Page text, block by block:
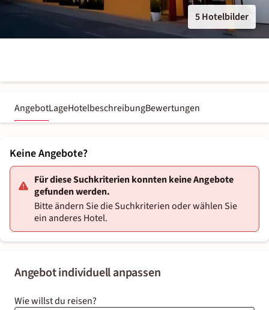
5 Hotelbilder
AngebotLageHotelbeschreibungBewertungen
Angebot individuell anpassen
Wie willst du reisen?
Keine Angebote?
Für diese Suchkriterien konnten keine Angebote
gefunden werden.
Bitte ändern Sie die Suchkriterien oder wählen Sie
ein anderes Hotel.